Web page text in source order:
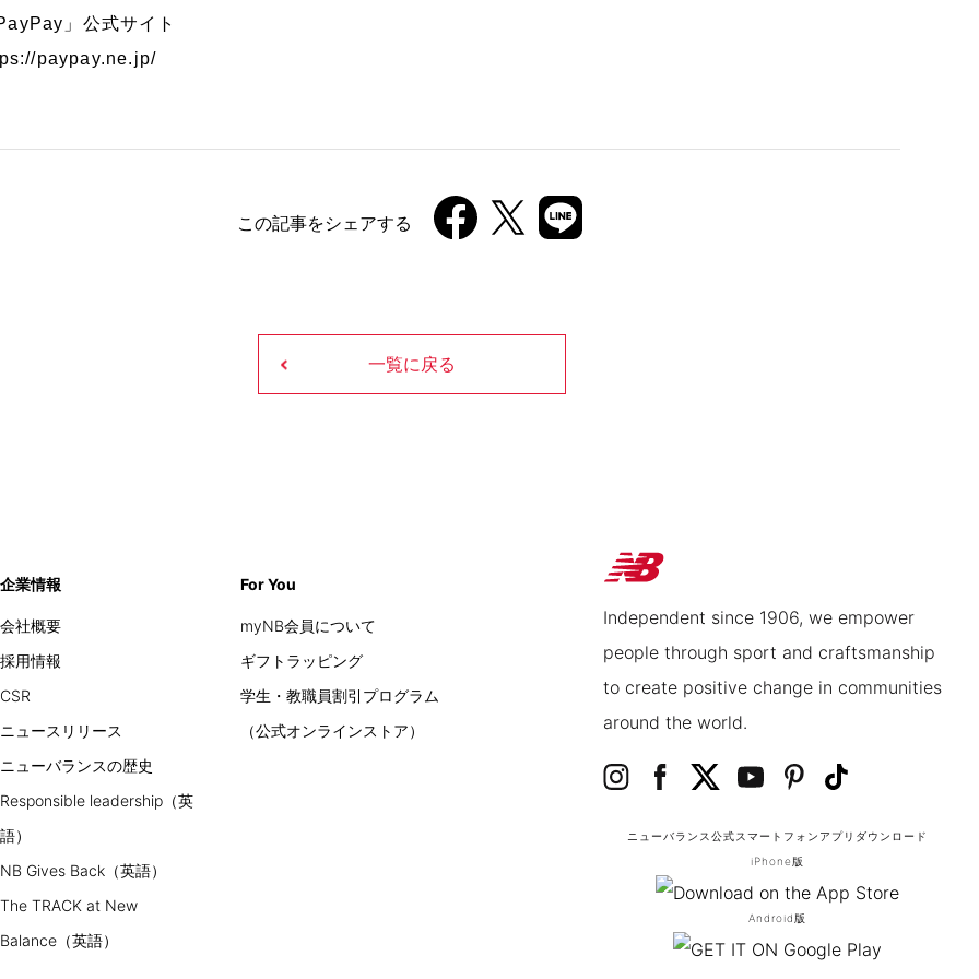
」公式サイト
paypay.ne.jp/
この記事をシェアする
一覧に戻る
企業情報
会社概要
採用情報
CSR
ニュースリリース
ニューバランスの歴史
Responsible leadership（英
語）
NB Gives Back（英語）
The TRACK at New
Balance（英語）
For You
myNB会員について
ギフトラッピング
学生・教職員割引プログラム
（公式オンラインストア）
Independent since 1906, we empower
people through sport and craftsmanship
to create positive change in communities
around the world.
ニューバランス公式スマートフォンアプリ ダウンロード
iPhone版
Android版